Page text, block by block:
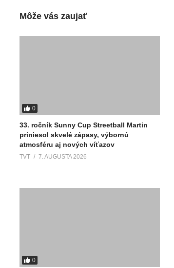
Môže vás zaujať
0
33. ročník Sunny Cup Streetball Martin
priniesol skvelé zápasy, výbornú
atmosféru aj nových víťazov
TVT 7. AUGUSTA 2026
0